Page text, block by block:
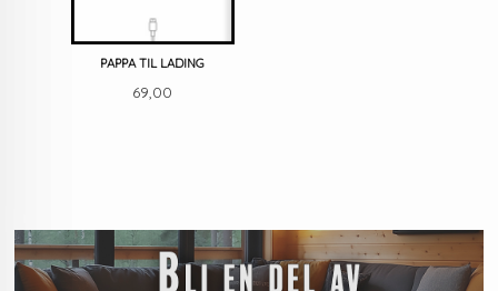
PAPPA TIL LADING
Pris
69,00